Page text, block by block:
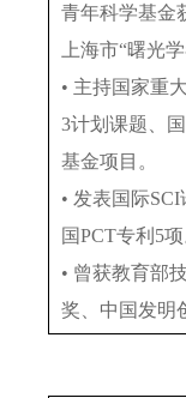
青年科学基金
上海市“曙光学
• 主持国家重
3计划课题、
基金项目。
• 发表国际
国PCT专利5项
• 曾获教育部
奖、中国发明